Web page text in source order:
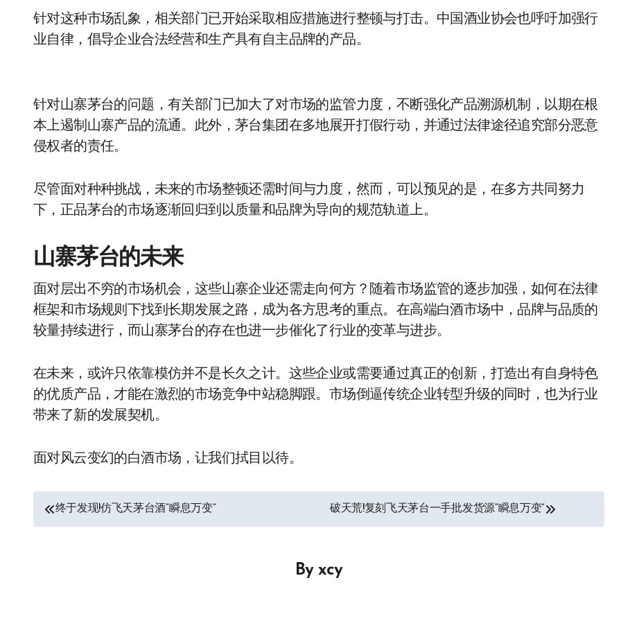
针对这种市场乱象，相关部门已开始采取相应措施进行整顿与打击。中国酒业协会也呼吁加强行
业自律，倡导企业合法经营和生产具有自主品牌的产品。
针对山寨茅台的问题，有关部门已加大了对市场的监管力度，不断强化产品溯源机制，以期在根
本上遏制山寨产品的流通。此外，茅台集团在多地展开打假行动，并通过法律途径追究部分恶意
侵权者的责任。
尽管面对种种挑战，未来的市场整顿还需时间与力度，然而，可以预见的是，在多方共同努力
下，正品茅台的市场逐渐回归到以质量和品牌为导向的规范轨道上。
山寨茅台的未来
面对层出不穷的市场机会，这些山寨企业还需走向何方？随着市场监管的逐步加强，如何在法律
框架和市场规则下找到长期发展之路，成为各方思考的重点。在高端白酒市场中，品牌与品质的
较量持续进行，而山寨茅台的存在也进一步催化了行业的变革与进步。
在未来，或许只依靠模仿并不是长久之计。这些企业或需要通过真正的创新，打造出有自身特色
的优质产品，才能在激烈的市场竞争中站稳脚跟。市场倒逼传统企业转型升级的同时，也为行业
带来了新的发展契机。
面对风云变幻的白酒市场，让我们拭目以待。
文终于发现!仿飞天茅台酒“瞬息万变” 破天荒!复刻飞天茅台一手批发货源“瞬息万变”
By xcy